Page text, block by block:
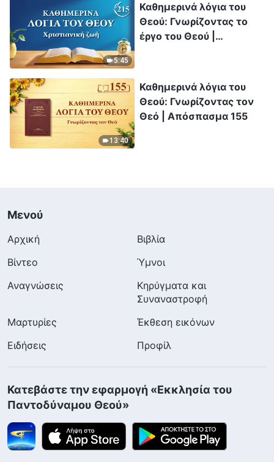
5:45
Καθημερινά λόγια του
Θεού: Γνωρίζοντας το
έργο του Θεού |
13:40
Καθημερινά λόγια του
Θεού: Γνωρίζοντας τον
Θεό | Απόσπασμα 155
Μενού
Αρχική
Βιβλία
Βίντεο
Ύμνοι
Αναγνώσεις
Κηρύγματα και
Συναναστροφή
Μαρτυρίες
Έκθεση εικόνων
Ειδήσεις
Προφίλ
Κατεβάστε την εφαρμογή «Εκκλησία του
Παντοδύναμου Θεού»